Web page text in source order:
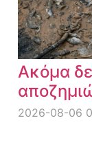
Ακόμα
2026-08-06